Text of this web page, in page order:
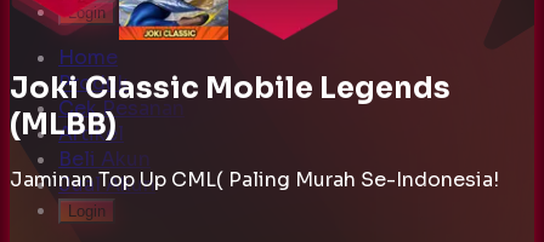
Login
Home
Produk
Cek Pesanan
Artikel
Beli Akun
Jual Akun
Login
Joki Classic Mobile Legends
(MLBB)
Jaminan Top Up CML( Paling Murah Se-Indonesia!